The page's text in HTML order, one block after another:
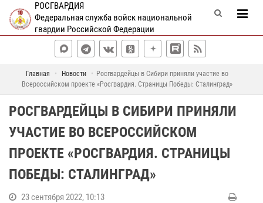
РОСГВАРДИЯ
Федеральная служба войск национальной
гвардии Российской Федерации
Главная Новости
Росгвардейцы в Сибири приняли участие во
Всероссийском проекте «Росгвардия. Страницы Победы: Сталинград»
РОСГВАРДЕЙЦЫ В СИБИРИ ПРИНЯЛИ
УЧАСТИЕ ВО ВСЕРОССИЙСКОМ
ПРОЕКТЕ «РОСГВАРДИЯ. СТРАНИЦЫ
ПОБЕДЫ: СТАЛИНГРАД»
23 сентября 2022, 10:13